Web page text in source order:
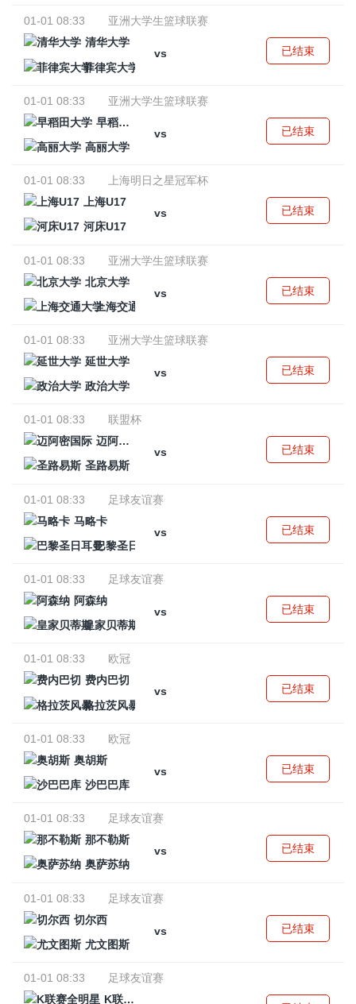
01-01 08:33
亚洲大学生篮球联赛
清华大学
vs
菲律宾大学
已结束
01-01 08:33
亚洲大学生篮球联赛
早稻田大学
vs
高丽大学
已结束
01-01 08:33
上海明日之星冠军杯
上海U17
vs
河床U17
已结束
01-01 08:33
亚洲大学生篮球联赛
北京大学
vs
上海交通大学
已结束
01-01 08:33
亚洲大学生篮球联赛
延世大学
vs
政治大学
已结束
01-01 08:33
联盟杯
迈阿密国际
vs
圣路易斯
已结束
01-01 08:33
足球友谊赛
马略卡
vs
巴黎圣日耳曼
已结束
01-01 08:33
足球友谊赛
阿森纳
vs
皇家贝蒂斯
已结束
01-01 08:33
欧冠
费内巴切
vs
格拉茨风暴
已结束
01-01 08:33
欧冠
奥胡斯
vs
沙巴巴库
已结束
01-01 08:33
足球友谊赛
那不勒斯
vs
奥萨苏纳
已结束
01-01 08:33
足球友谊赛
切尔西
vs
尤文图斯
已结束
01-01 08:33
足球友谊赛
K联赛全明星